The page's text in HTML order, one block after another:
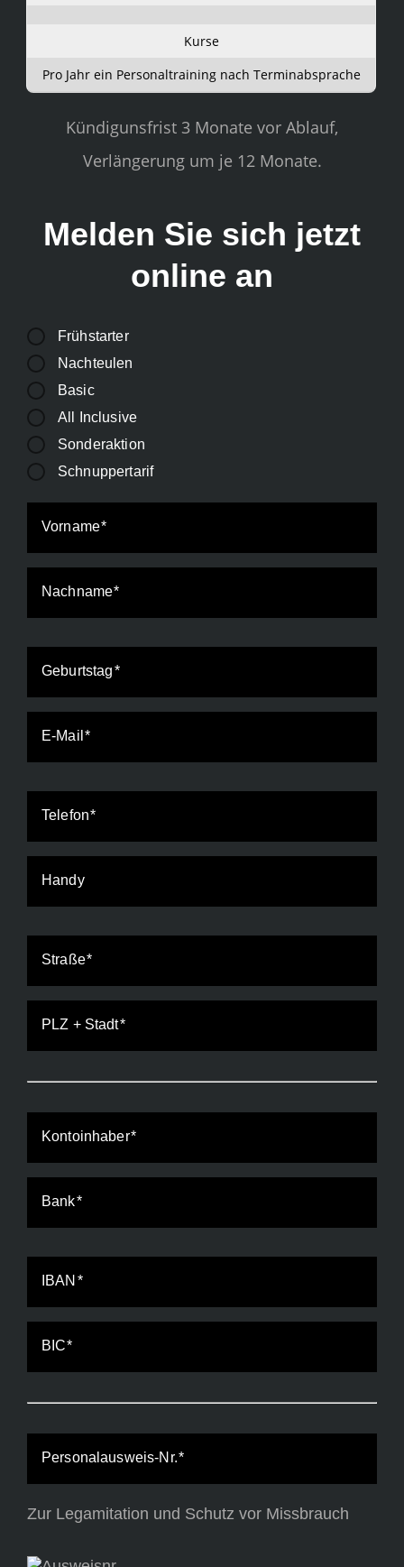
Kurse
Pro Jahr ein Personaltraining nach Terminabsprache
Kündigunsfrist 3 Monate vor Ablauf,
Verlängerung um je 12 Monate.
Melden Sie sich jetzt
online an
Frühstarter
Nachteulen
Basic
All Inclusive
Sonderaktion
Schnuppertarif
Vorname
Nachname
Geburtstag
E-Mail
Telefon
Handy
Straße
PLZ + Stadt
Kontoinhaber
Bank
IBAN
BIC
Personalausweis-Nr.
Zur Legamitation und Schutz vor Missbrauch